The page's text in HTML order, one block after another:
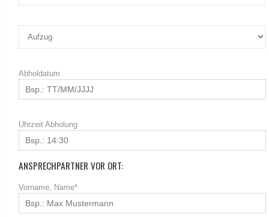
Abholdatum
Uhrzeit Abholung
ANSPRECHPARTNER VOR ORT:
Vorname, Name*